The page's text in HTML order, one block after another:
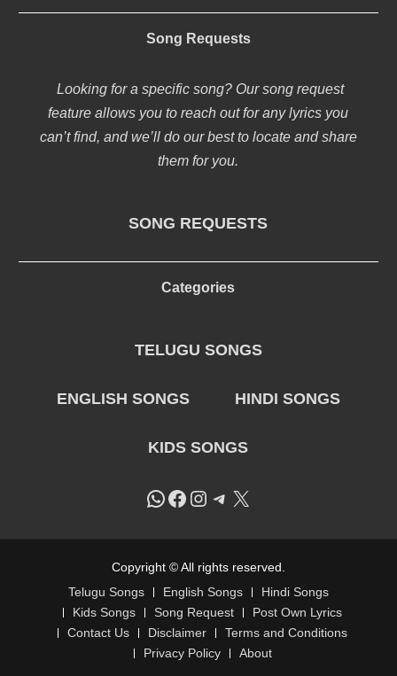
Song Requests
Looking for a specific song? Our song request
feature allows you to reach out for any lyrics you
can’t find, and we’ll do our best to locate and share
them for you.
SONG REQUESTS
Categories
TELUGU SONGS
ENGLISH SONGS HINDI SONGS
KIDS SONGS
WhatsApp
Facebook
Instagram
Telegram
X
Copyright © All rights reserved.
Telugu Songs
English Songs
Hindi Songs
Kids Songs
Song Request
Post Own Lyrics
Contact Us
Disclaimer
Terms and Conditions
Privacy Policy
About